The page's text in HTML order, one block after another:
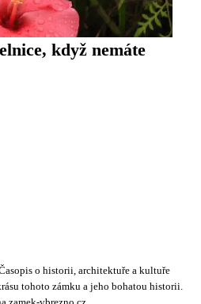
když nemáte
o historii, architektuře a kultuře
tohoto zámku a jeho bohatou historii.